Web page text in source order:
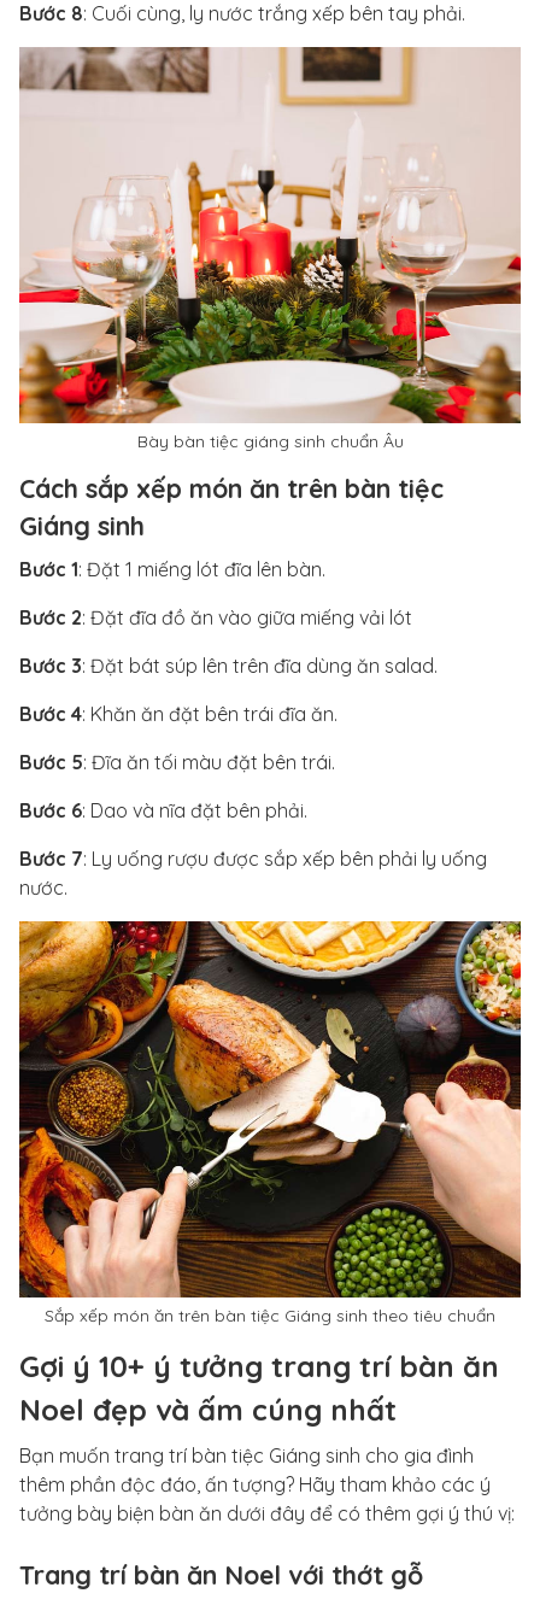
Bước 8: Cuối cùng, ly nước trắng xếp bên tay phải.
Bày bàn tiệc giáng sinh chuẩn Âu
Cách sắp xếp món ăn trên bàn tiệc
Giáng sinh
Bước 1: Đặt 1 miếng lót đĩa lên bàn.
Bước 2: Đặt đĩa đồ ăn vào giữa miếng vải lót
Bước 3: Đặt bát súp lên trên đĩa dùng ăn salad.
Bước 4: Khăn ăn đặt bên trái đĩa ăn.
Bước 5: Đĩa ăn tối màu đặt bên trái.
Bước 6: Dao và nĩa đặt bên phải.
Bước 7: Ly uống rượu được sắp xếp bên phải ly uống
nước.
Sắp xếp món ăn trên bàn tiệc Giáng sinh theo tiêu chuẩn
Gợi ý 10+ ý tưởng trang trí bàn ăn
Noel đẹp và ấm cúng nhất
Bạn muốn trang trí bàn tiệc Giáng sinh cho gia đình
thêm phần độc đáo, ấn tượng? Hãy tham khảo các ý
tưởng bày biện bàn ăn dưới đây để có thêm gợi ý thú vị:
Trang trí bàn ăn Noel với thớt gỗ